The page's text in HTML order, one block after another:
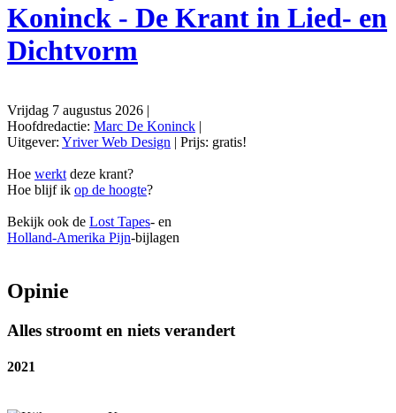
Vrijdag 7 augustus 2026 |
Hoofdredactie: Marc De Koninck |
Uitgever: Yriver Web Design | Prijs: gratis!
Hoe werkt deze krant?
Hoe blijf ik op de hoogte?
Bekijk ook de Lost Tapes- en
Holland-Amerika Pijn-bijlagen
Opinie
Alles stroomt en niets verandert
2021